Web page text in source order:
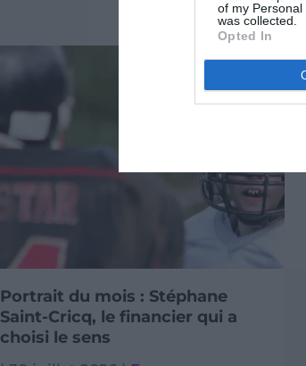
of my
was collected.
Opted In
L’histoire de Sokunthea, enfant
à risque de traite et
d’exploitation